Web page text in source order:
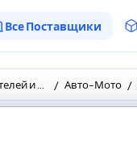
Все Поставщики
Авто-Мото